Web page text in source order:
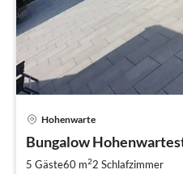
Hohenwarte
Bungalow
5 Gäste60 m22 Schlafzimmer